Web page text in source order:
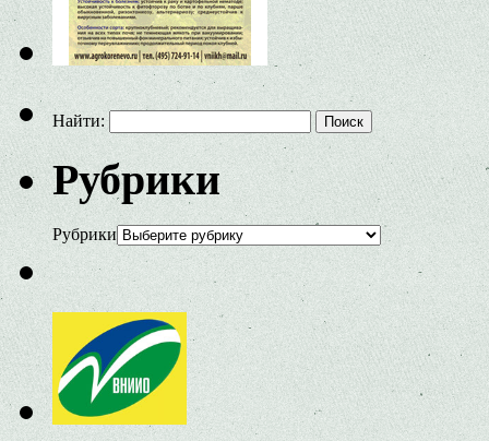
Найти:
Рубрики
Рубрики